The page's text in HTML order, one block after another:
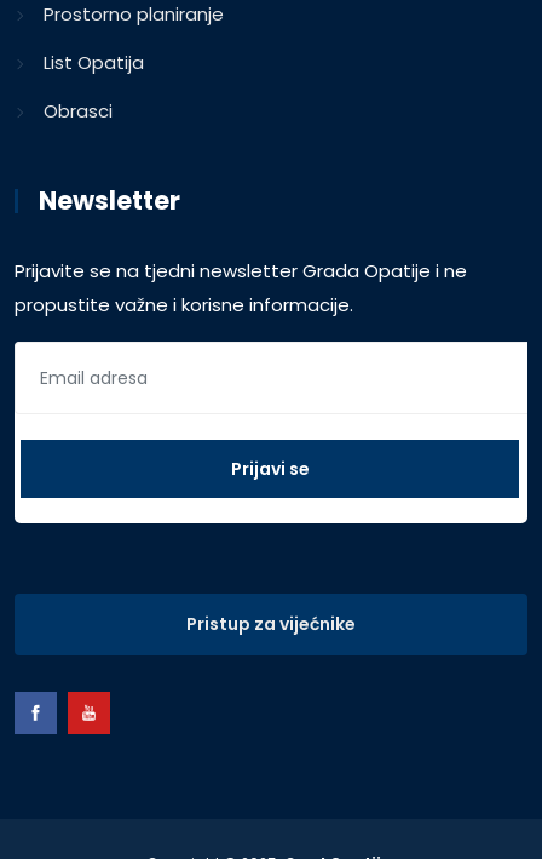
Prostorno planiranje
List Opatija
Obrasci
Newsletter
Prijavite se na tjedni newsletter Grada Opatije i ne
propustite važne i korisne informacije.
Pristup za vijećnike